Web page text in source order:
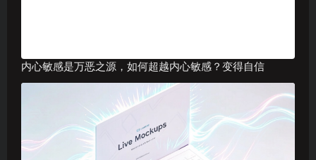
内心敏感是万恶之源，如何超越内心敏感？变得自信